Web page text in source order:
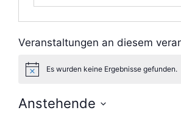
Veranstaltungen an diesem
H
w
Es wurden keine Ergebnisse gefunden.
Anstehende